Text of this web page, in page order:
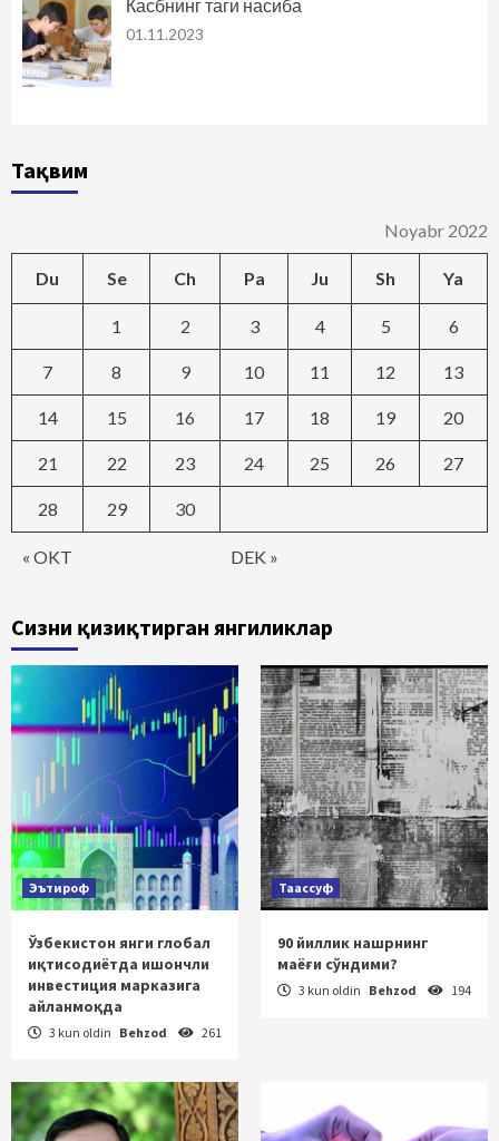
Касбнинг таги насиба
01.11.2023
Тақвим
Noyabr 2022
Du Se Ch Pa Ju Sh Ya
« OKT DEK »
1 2 3 4 5 6
7 8 9 10 11 12 13
14 15 16 17 18 19 20
21 22 23 24 25 26 27
28 29 30
Сизни қизиқтирган янгиликлар
Эътироф
Ўзбекистон янги глобал
иқтисодиётда ишончли
инвестиция марказига
айланмоқда
3 kun oldin Behzod 261
Таассуф
90 йиллик нашрнинг
маёғи сўндими?
3 kun oldin Behzod 194